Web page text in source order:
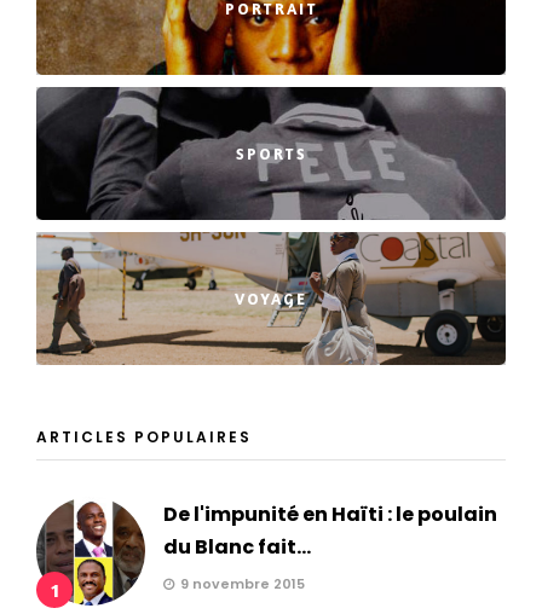
PORTRAIT
SPORTS
VOYAGE
ARTICLES POPULAIRES
1
De l'impunité en Haïti : le poulain
du Blanc fait...
9 novembre 2015